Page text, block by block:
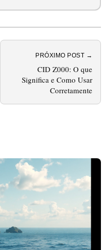
PRÓXIMO POST →
CID Z000: O que
Significa e Como Usar
Corretamente